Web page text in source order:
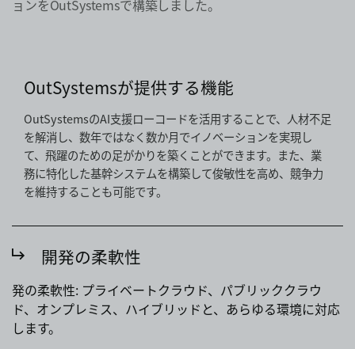
ョンをOutSystemsで構築しました。
OutSystemsが提供する機能
OutSystemsのAI支援ローコードを活用することで、人材不足
を解消し、数年ではなく数か月でイノベーションを実現し
て、飛躍のための足がかりを築くことができます。また、業
務に特化した基幹システムを構築して俊敏性を高め、競争力
を維持することも可能です。
開発の柔軟性
発の柔軟性: プライベートクラウド、パブリッククラウ
ド、オンプレミス、ハイブリッドと、あらゆる環境に対応
します。